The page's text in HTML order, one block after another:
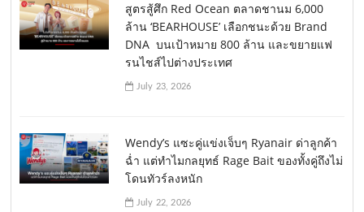
สูตรสู้ศึก Red Ocean ตลาดชานม 6,000
ล้าน ‘BEARHOUSE’ เลือกชนะด้วย Brand
DNA บนเป้าหมาย 800 ล้าน และขยายแฟ
รนไชส์ไปต่างประเทศ
July 23, 2026
Wendy’s แซะคู่แข่งเจ็บๆ Ryanair ด่าลูกค้า
ฉ่ำ แต่ทำไมกลยุทธ์ Rage Bait ของทั้งคู่ถึงไม่
โดนทัวร์ลงหนัก
July 22, 2026